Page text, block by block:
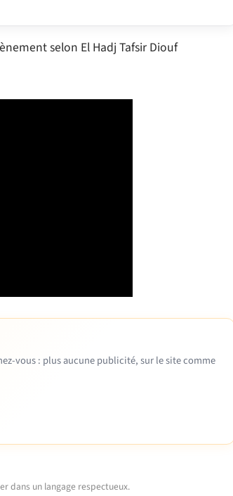
selon El Hadj Tafsir Diouf
vous : plus aucune publicité, sur le site comme
dans un langage respectueux.